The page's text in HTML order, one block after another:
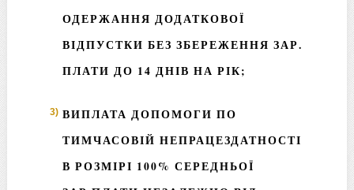
ОДЕРЖАННЯ ДОДАТКОВОЇ
ВІДПУСТКИ БЕЗ ЗБЕРЕЖЕННЯ ЗАР.
ПЛАТИ ДО 14 ДНІВ НА РІК;
ВИПЛАТА ДОПОМОГИ ПО
ТИМЧАСОВІЙ НЕПРАЦЕЗДАТНОСТІ
В РОЗМІРІ 100% СЕРЕДНЬОЇ